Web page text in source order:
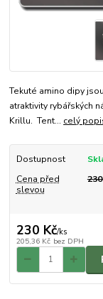
Tekuté amino dipy
atraktivity rybářských
Krillu. Tent... celý
Dostupnost
Cena před
slevou
230 Kč/ks
205,36 Kč bez DPH